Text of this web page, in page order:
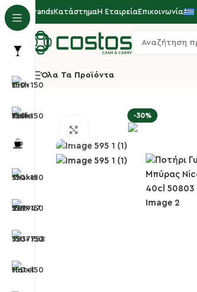
BrandsΚατάστημαΗ ΕταιρείαΕπικοινωνία
Όλα Τα Προϊόντα
-30%
Κλικ για μεγέθυνση